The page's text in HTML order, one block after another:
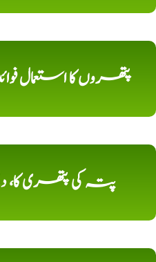
پتھروں کا استعمال
پتہ کی پتھری